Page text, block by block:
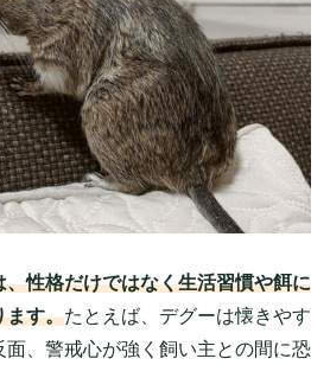
性格だけではなく生活習慣や餌に
ます。たとえば、デグーは懐きやす
面、警戒心が強く飼い主との間に恐